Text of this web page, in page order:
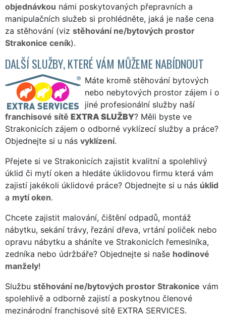
objednávkou námi poskytovaných přepravních a
manipulačních služeb si prohlédněte, jaká je naše cena
za stěhování (viz stěhování ne/bytových prostor
Strakonice ceník).
DALŠÍ SLUŽBY, KTERÉ VÁM MŮŽEME NABÍDNOUT
Máte kromě stěhování bytových
nebo nebytových prostor zájem i o
jiné profesionální služby naší
franchisové sítě EXTRA SLUŽBY? Měli byste ve
Strakonicích zájem o odborné vyklízecí služby a práce?
Objednejte si u nás vyklízení.
Přejete si ve Strakonicích zajistit kvalitní a spolehlivý
úklid či mytí oken a hledáte úklidovou firmu která vám
zajistí jakékoli úklidové práce? Objednejte si u nás úklid
a mytí oken.
Chcete zajistit malování, čištění odpadů, montáž
nábytku, sekání trávy, řezání dřeva, vrtání poliček nebo
opravu nábytku a sháníte ve Strakonicích řemeslníka,
zedníka nebo údržbáře? Objednejte si naše hodinové
manžely!
Službu stěhování ne/bytových prostor Strakonice vám
spolehlivě a odborně zajistí a poskytnou členové
mezinárodní franchisové sítě EXTRA SERVICES.